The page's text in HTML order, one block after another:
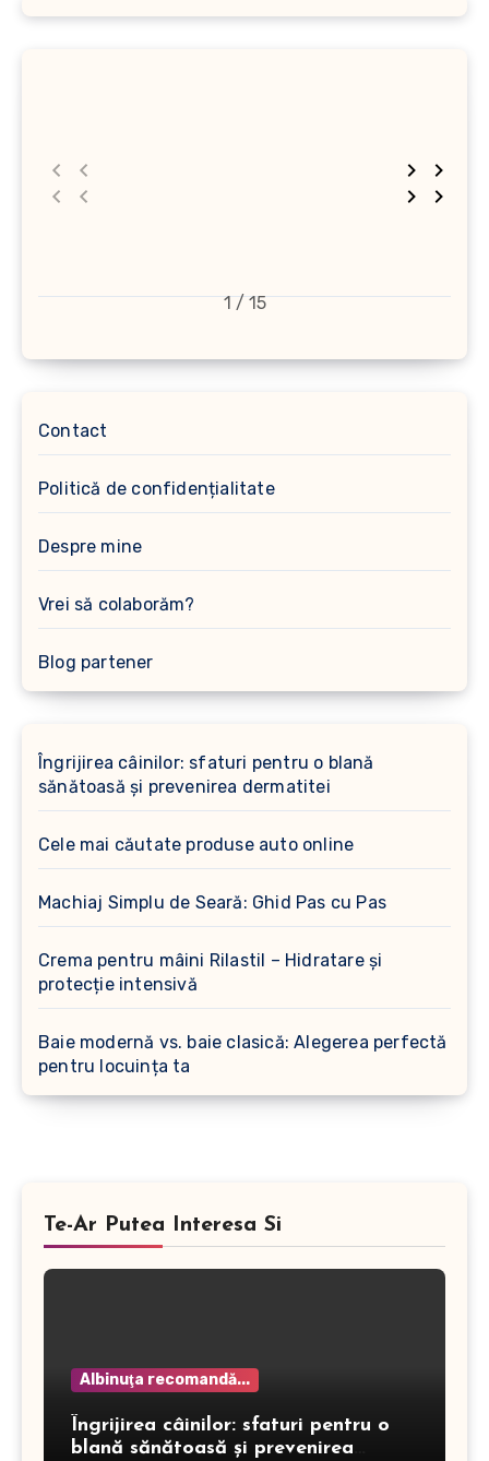
1 / 15
Contact
Politică de confidențialitate
Despre mine
Vrei să colaborăm?
Blog partener
Îngrijirea câinilor: sfaturi pentru o blană
sănătoasă și prevenirea dermatitei
Cele mai căutate produse auto online
Machiaj Simplu de Seară: Ghid Pas cu Pas
Crema pentru mâini Rilastil – Hidratare și
protecție intensivă
Baie modernă vs. baie clasică: Alegerea perfectă
pentru locuința ta
Te-Ar Putea Interesa Si
Albinuţa recomandă...
Îngrijirea câinilor: sfaturi pentru o
blană sănătoasă și prevenirea